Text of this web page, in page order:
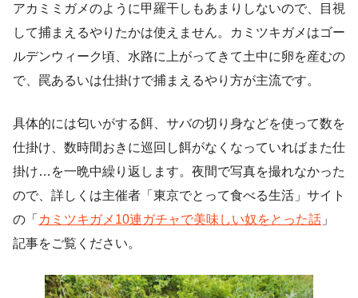
アカミミガメのように甲羅干しもあまりしないので、目視
して捕まえるやりたかは使えません。カミツキガメはゴー
ルデンウィーク頃、水路に上がってきて土中に卵を産むの
で、罠あるいは仕掛けで捕まえるやり方が主流です。
具体的には匂いがする餌、サバの切り身などを使って数を
仕掛け、数時間おきに巡回し餌がなくなっていればまた仕
掛け…を一晩中繰り返します。夜間で写真を撮れなかった
ので、詳しくは主催者「東京でとって食べる生活」サイト
の「 カミツキガメ10連ガチャで美味しい奴をとった話 」
記事をご覧ください。